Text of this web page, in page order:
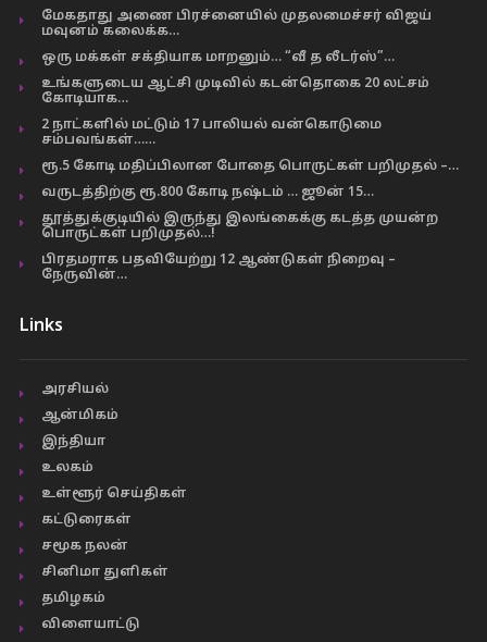
மேகதாது அணை பிரச்னையில் முதலமைச்சர் விஜய்
மவுனம் கலைக்க…
ஒரு மக்கள் சக்தியாக மாறனும்… “வீ த லீடர்ஸ்”…
உங்களுடைய ஆட்சி முடிவில் கடன்தொகை 20 லட்சம்
கோடியாக…
2 நாட்களில் மட்டும் 17 பாலியல் வன்கொடுமை
சம்பவங்கள்……
ரூ.5 கோடி மதிப்பிலான போதை பொருட்கள் பறிமுதல் –…
வருடத்திற்கு ரூ.800 கோடி நஷ்டம் … ஜூன் 15…
தூத்துக்குடியில் இருந்து இலங்கைக்கு கடத்த முயன்ற
பொருட்கள் பறிமுதல்…!
பிரதமராக பதவியேற்று 12 ஆண்டுகள் நிறைவு –
நேருவின்…
Links
அரசியல்
ஆன்மிகம்
இந்தியா
உலகம்
உள்ளூர் செய்திகள்
கட்டுரைகள்
சமூக நலன்
சினிமா துளிகள்
தமிழகம்
விளையாட்டு